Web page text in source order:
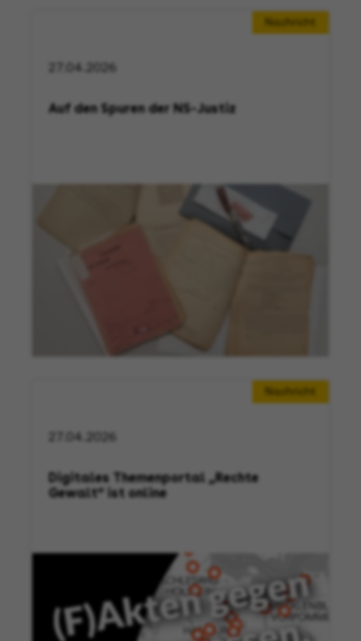
Nachricht
27.04.2026
Auf den Spuren der NS-Justiz
Nachricht
27.04.2026
Digitales Themenportal „Rechte
Gewalt“ ist online